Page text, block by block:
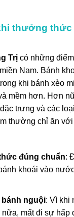
thưởng thức
Trị có những
Nam. Bánh
khi bánh xèo
mềm hơn. Hơn
trưng và các
thường chỉ ăn
đúng chuẩn:
khoái vào
bánh nguội: Vì khi
nữa, mất đi sự hấp